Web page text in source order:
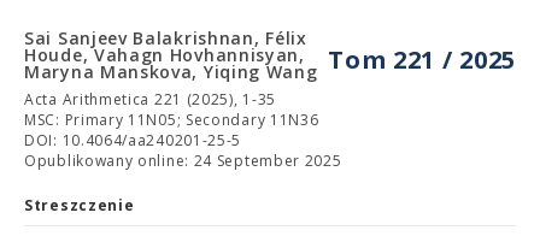
Tom 221 / 2025
Sai Sanjeev Balakrishnan, Félix
Houde, Vahagn Hovhannisyan,
Maryna Manskova, Yiqing Wang
Acta Arithmetica 221 (2025), 1-35
MSC: Primary 11N05; Secondary 11N36
DOI: 10.4064/aa240201-25-5
Opublikowany online: 24 September 2025
Streszczenie